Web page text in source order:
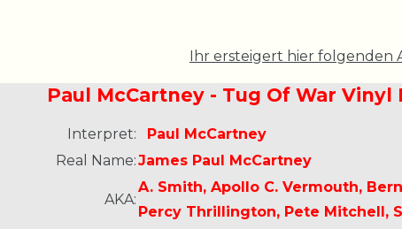
Ihr ersteigert hier folgenden
Paul McCartney - Tug Of War Vinyl
Interpret:
Paul McCartney
Real Name:James Paul McCartney
AKA:
A. Smith, Apollo C. Vermouth,
Percy Thrillington, Pete Mitchell,